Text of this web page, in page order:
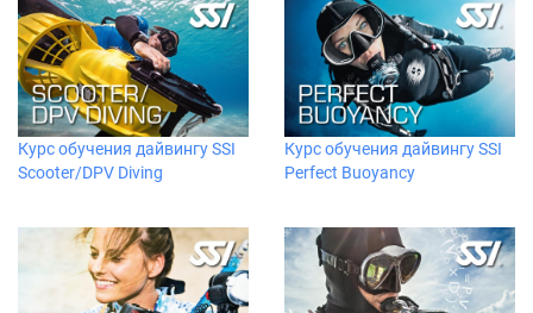
Курс обучения дайвингу SSI
Scooter/DPV Diving
Курс обучения дайвингу SSI
Perfect Buoyancy